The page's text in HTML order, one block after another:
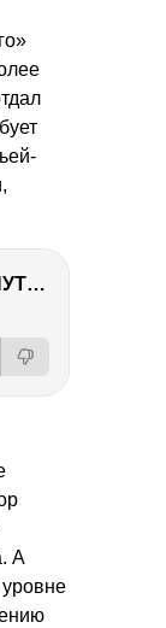
СЕВЕРНАЯ ОСЕТИЯ – ПУТЕШЕСТВИЕ НА КАВКАЗ часть 4
А